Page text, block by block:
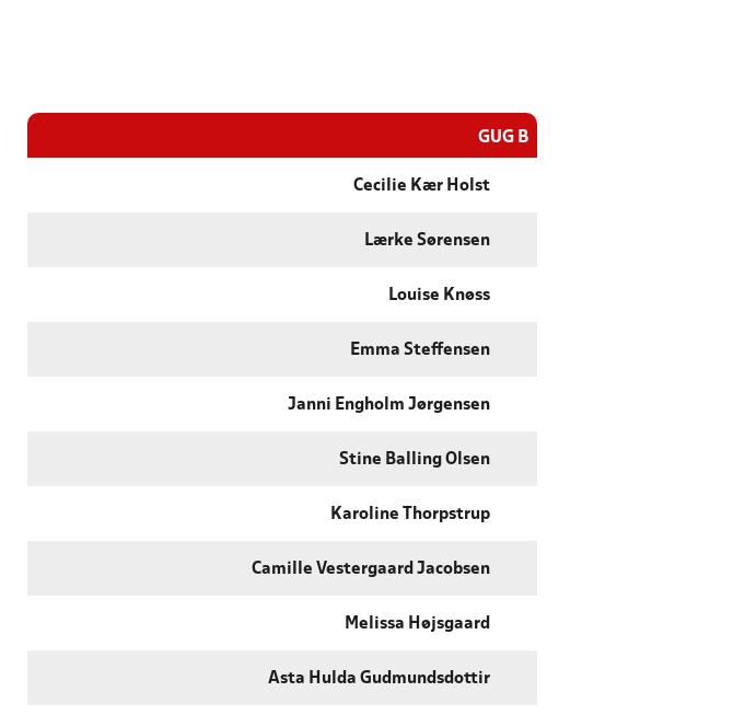
GUG B
Cecilie Kær Holst
Lærke Sørensen
Louise Knøss
Emma Steffensen
Janni Engholm Jørgensen
Stine Balling Olsen
Karoline Thorpstrup
Camille Vestergaard Jacobsen
Melissa Højsgaard
Asta Hulda Gudmundsdottir